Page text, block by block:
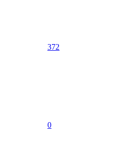
372
0